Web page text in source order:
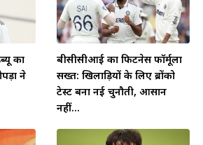
का
ने
बीसीसीआई का फिटनेस फॉर्मूला
सख्त: खिलाड़ियों के लिए ब्रोंको
टेस्ट बना नई चुनौती, आसान
नहीं...